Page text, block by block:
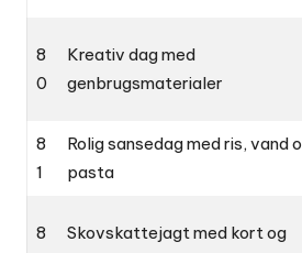
8
0
Kreativ dag med
genbrugsmaterialer
8
1
Rolig sansedag med ris, vand
pasta
8
Skovskattejagt med kort og